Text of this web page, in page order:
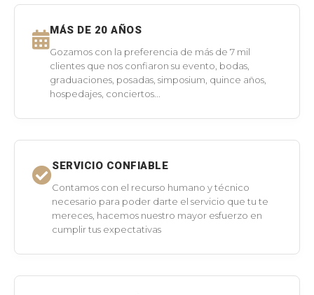
MÁS DE 20 AÑOS
Gozamos con la preferencia de más de 7 mil
clientes que nos confiaron su evento, bodas,
graduaciones, posadas, simposium, quince años,
hospedajes, conciertos...
SERVICIO CONFIABLE
Contamos con el recurso humano y técnico
necesario para poder darte el servicio que tu te
mereces, hacemos nuestro mayor esfuerzo en
cumplir tus expectativas